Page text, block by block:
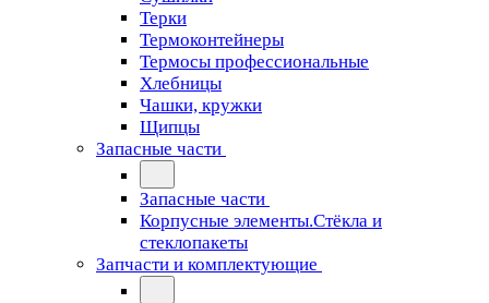
Терки
Термоконтейнеры
Термосы профессиональные
Хлебницы
Чашки, кружки
Щипцы
Запасные части
Запасные части
Корпусные элементы.Стёкла и
стеклопакеты
Запчасти и комплектующие